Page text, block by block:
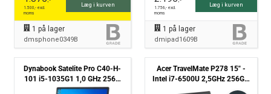
1.500,- excl.
moms
Læg i kurven
1 på lager
dmsphone0349B
1.756,- excl.
moms
Læg i kurven
1 på lager
dmipad1609B
Dynabook Satelite Pro C40-H-
101 i5-1035G1 1,0 GHz 256G
NVMe 8GB Win11 Pro - Grade B
Acer TravelMate P278 15" -
Intel i7-6500U 2,5GHz 256GB
SSD 8GB Win10 Pro - Grade B